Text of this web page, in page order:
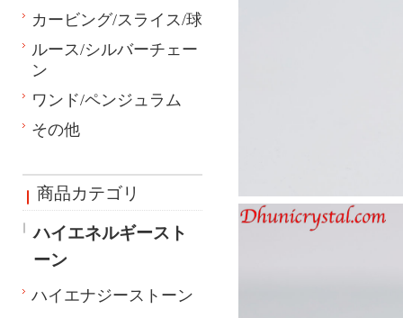
カービング/スライス/球
ルース/シルバーチェー
ン
ワンド/ペンジュラム
その他
商品カテゴリ
ハイエネルギースト
ーン
ハイエナジーストーン